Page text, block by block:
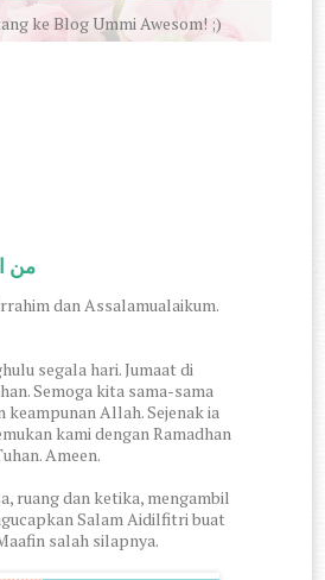
ke Blog Ummi Awesom! ;)
من
dan Assalamualaikum.
segala hari. Jumaat di
Semoga kita sama-sama
Allah. Sejenak ia
kami dengan Ramadhan
Ameen.
ruang dan ketika, mengambil
Salam Aidilfitri buat
salah silapnya.